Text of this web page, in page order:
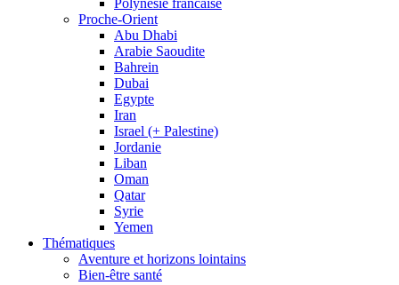
Polynesie francaise
Proche-Orient
Abu Dhabi
Arabie Saoudite
Bahrein
Dubai
Egypte
Iran
Israel (+ Palestine)
Jordanie
Liban
Oman
Qatar
Syrie
Yemen
Thématiques
Aventure et horizons lointains
Bien-être santé